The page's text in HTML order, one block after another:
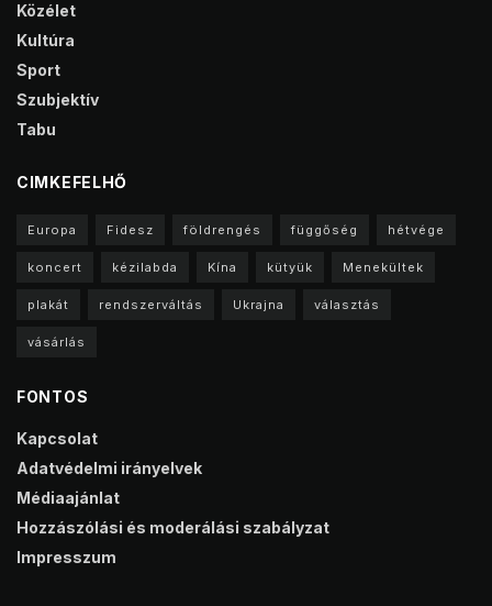
Közélet
Kultúra
Sport
Szubjektív
Tabu
CIMKEFELHŐ
Europa Fidesz földrengés függőség hétvége
koncert kézilabda Kína kütyük Menekültek
plakát rendszerváltás Ukrajna választás
vásárlás
FONTOS
Kapcsolat
Adatvédelmi irányelvek
Médiaajánlat
Hozzászólási és moderálási szabályzat
Impresszum